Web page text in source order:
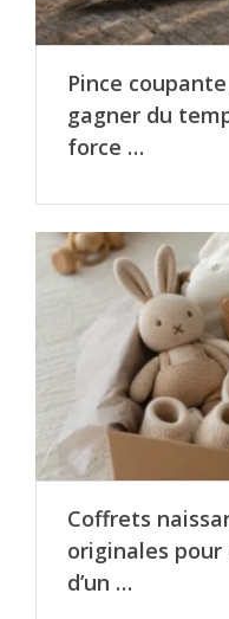
Pince
gagner du
force …
Coffrets
originales pour
d’un …